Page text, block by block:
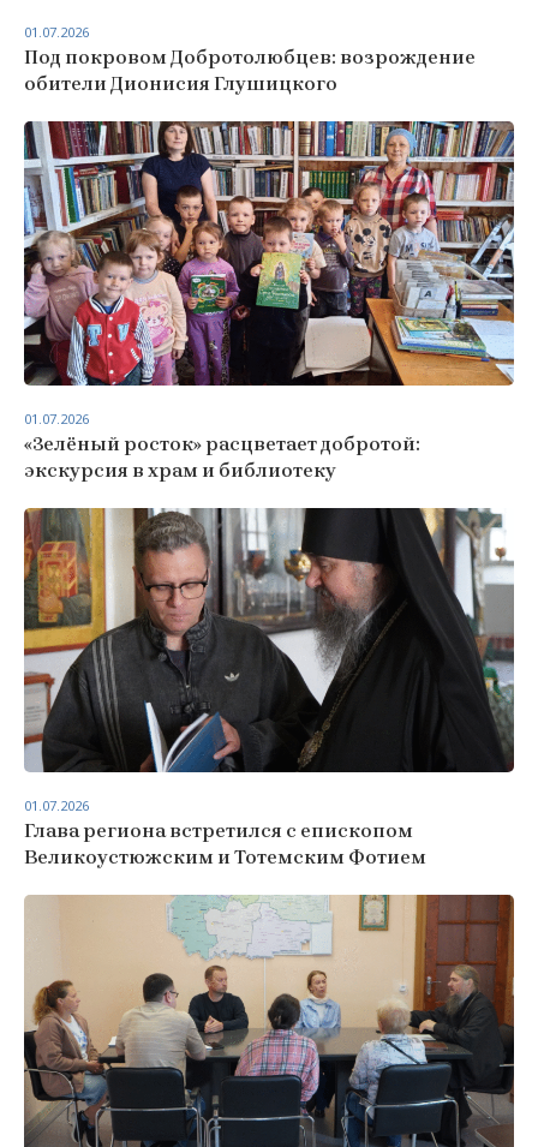
Под покровом Добротолюбцев: возрождение
обители Дионисия Глушицкого
01.07.2026
«Зелёный росток» расцветает добротой:
экскурсия в храм и библиотеку
01.07.2026
Глава региона встретился с епископом
Великоустюжским и Тотемским Фотием
01.07.2026